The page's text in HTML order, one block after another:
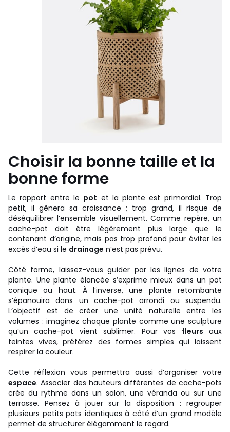
Choisir la bonne taille et la
bonne forme
Le rapport entre le pot et la plante est primordial. Trop
petit, il gênera sa croissance ; trop grand, il risque de
déséquilibrer l’ensemble visuellement. Comme repère, un
cache-pot doit être légèrement plus large que le
contenant d’origine, mais pas trop profond pour éviter les
excès d’eau si le drainage n’est pas prévu.
Côté forme, laissez-vous guider par les lignes de votre
plante. Une plante élancée s’exprime mieux dans un pot
conique ou haut. À l’inverse, une plante retombante
s’épanouira dans un cache-pot arrondi ou suspendu.
L’objectif est de créer une unité naturelle entre les
volumes : imaginez chaque plante comme une sculpture
qu’un cache-pot vient sublimer. Pour vos fleurs aux
teintes vives, préférez des formes simples qui laissent
respirer la couleur.
Cette réflexion vous permettra aussi d’organiser votre
espace. Associer des hauteurs différentes de cache-pots
crée du rythme dans un salon, une véranda ou sur une
terrasse. Pensez à jouer sur la disposition : regrouper
plusieurs petits pots identiques à côté d’un grand modèle
permet de structurer élégamment le regard.